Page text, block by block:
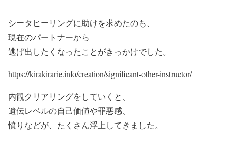
シータヒーリングに助けを求めたのも、
現在のパートナーから
逃げ出したくなったことがきっかけでした。
https://kirakirarie.info/creation/significant-other-instructor/
内観クリアリングをしていくと、
遺伝レベルの自己価値や罪悪感、
憤りなどが、たくさん浮上してきました。